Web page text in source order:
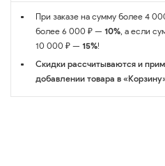
При заказе на сумму более 4
более 6 000 ₽ — 10%, а если
10 000 ₽ — 15%!
Скидки рассчитываются и
добавлении товара в